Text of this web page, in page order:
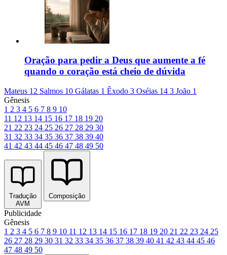
Oração para pedir a Deus que aumente a fé
quando o coração está cheio de dúvida
Mateus 12 Salmos 10 Gálatas 1 Êxodo 3 Oséias 14 3 João 1
Gênesis
1 2 3 4 5 6 7 8 9 10
11 12 13 14 15 16 17 18 19 20
21 22 23 24 25 26 27 28 29 30
31 32 33 34 35 36 37 38 39 40
41 42 43 44 45 46 47 48 49 50
Tradução
AVM
Composição
Publicidade
Gênesis
1 2 3 4 5 6 7 8 9 10 11 12 13 14 15 16 17 18 19 20 21 22 23 24 25
26 27 28 29 30 31 32 33 34 35 36 37 38 39 40 41 42 43 44 45 46
47 48 49 50